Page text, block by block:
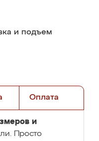
и подъем
Оплата
и
Просто